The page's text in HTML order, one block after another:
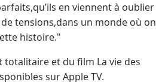
en viennent à oublier
tensions,dans un monde où on
histoire."
totalitaire et du film La vie des
sur Apple TV.